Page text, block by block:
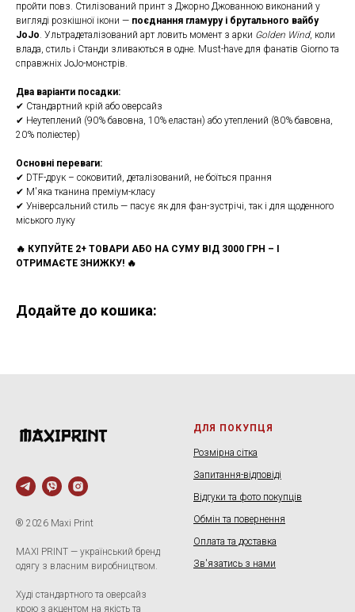
пройти повз. Стилізований принт з Джорно Джованною виконаний у
вигляді розкішної ікони — поєднання гламуру і брутального вайбу
JoJo. Ультрадеталізований арт ловить момент з арки Golden Wind, коли
влада, стиль і Станди зливаються в одне. Must-have для фанатів Giorno та
справжніх JoJo-монстрів.
Два варіанти посадки:
✔ Стандартний крій або оверсайз
✔ Неутеплений (90% бавовна, 10% еластан) або утеплений (80% бавовна,
20% поліестер)
Основні переваги:
✔ DTF-друк – соковитий, деталізований, не боїться прання
✔ М'яка тканина преміум-класу
✔ Універсальний стиль — пасує як для фан-зустрічі, так і для щоденного
міського луку
🔥 КУПУЙТЕ 2+ ТОВАРИ АБО НА СУМУ ВІД 3000 ГРН – І
ОТРИМАЄТЕ ЗНИЖКУ! 🔥
Додайте до кошика:
® 2026 Maxi Print
MAXI PRINT — український бренд
одягу з власним виробництвом.
Худі стандартного та оверсайз
крою з акцентом на якість та
ДЛЯ ПОКУПЦЯ
Розмірна сітка
Запитання-відповіді
Відгуки та фото покупців
Обмін та повернення
Оплата та доставка
Зв'язатись з нами